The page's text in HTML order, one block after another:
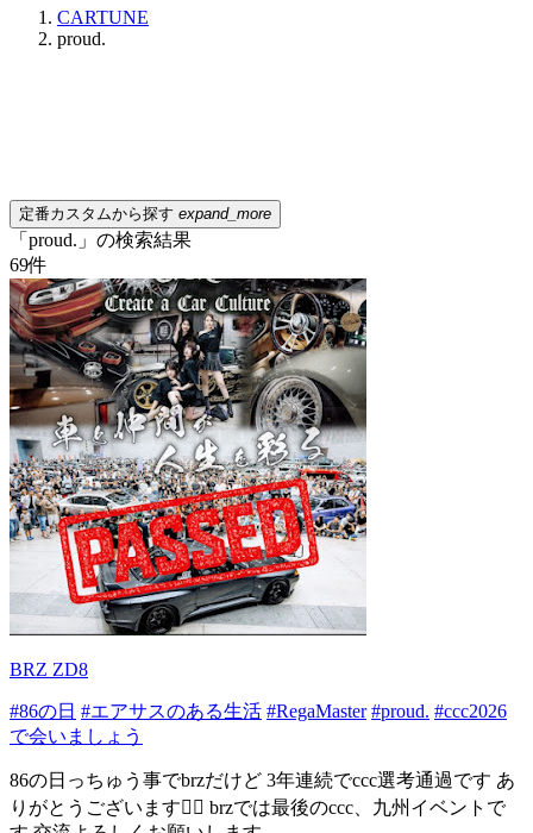
CARTUNE
proud.
定番カスタムから探す expand_more
「proud.」の検索結果
69件
BRZ ZD8
#86の日 #エアサスのある生活 #RegaMaster #proud. #ccc2026
で会いましょう
86の日っちゅう事でbrzだけど 3年連続でccc選考通過です あ
りがとうございます🙇‍♂️ brzでは最後のccc、九州イベントで